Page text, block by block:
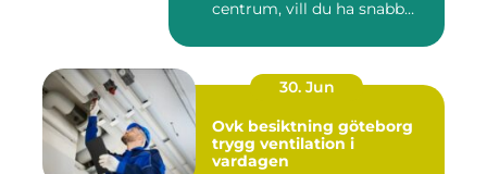
centrum, vill du ha snabb
30. Jun
Ovk besiktning göteborg
trygg ventilation i
vardagen